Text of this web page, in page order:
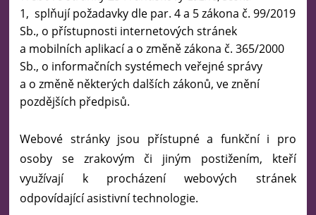
1, splňují požadavky dle par. 4 a 5 zákona č. 99/2019
Sb., o přístupnosti internetových stránek
a mobilních aplikací a o změně zákona č. 365/2000
Sb., o informačních systémech veřejné správy
a o změně některých dalších zákonů, ve znění
pozdějších předpisů.
Webové stránky jsou přístupné a funkční i pro
osoby se zrakovým či jiným postižením, kteří
využívají k procházení webových stránek
odpovídající asistivní technologie.